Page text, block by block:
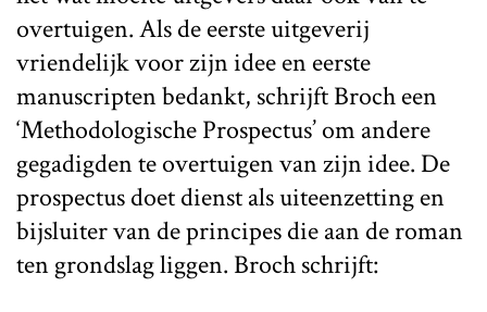
overtuigen. Als de eerste uitgeverij
vriendelijk voor zijn idee en eerste
manuscripten bedankt, schrijft Broch een
‘Methodologische Prospectus’ om andere
gegadigden te overtuigen van zijn idee. De
prospectus doet dienst als uiteenzetting en
bijsluiter van de principes die aan de roman
ten grondslag liggen. Broch schrijft: